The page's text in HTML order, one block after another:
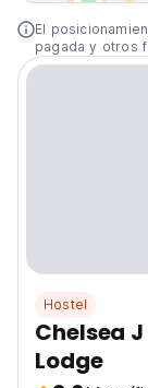
El
pagada y otros
Hostel
Chelsea
Lodge